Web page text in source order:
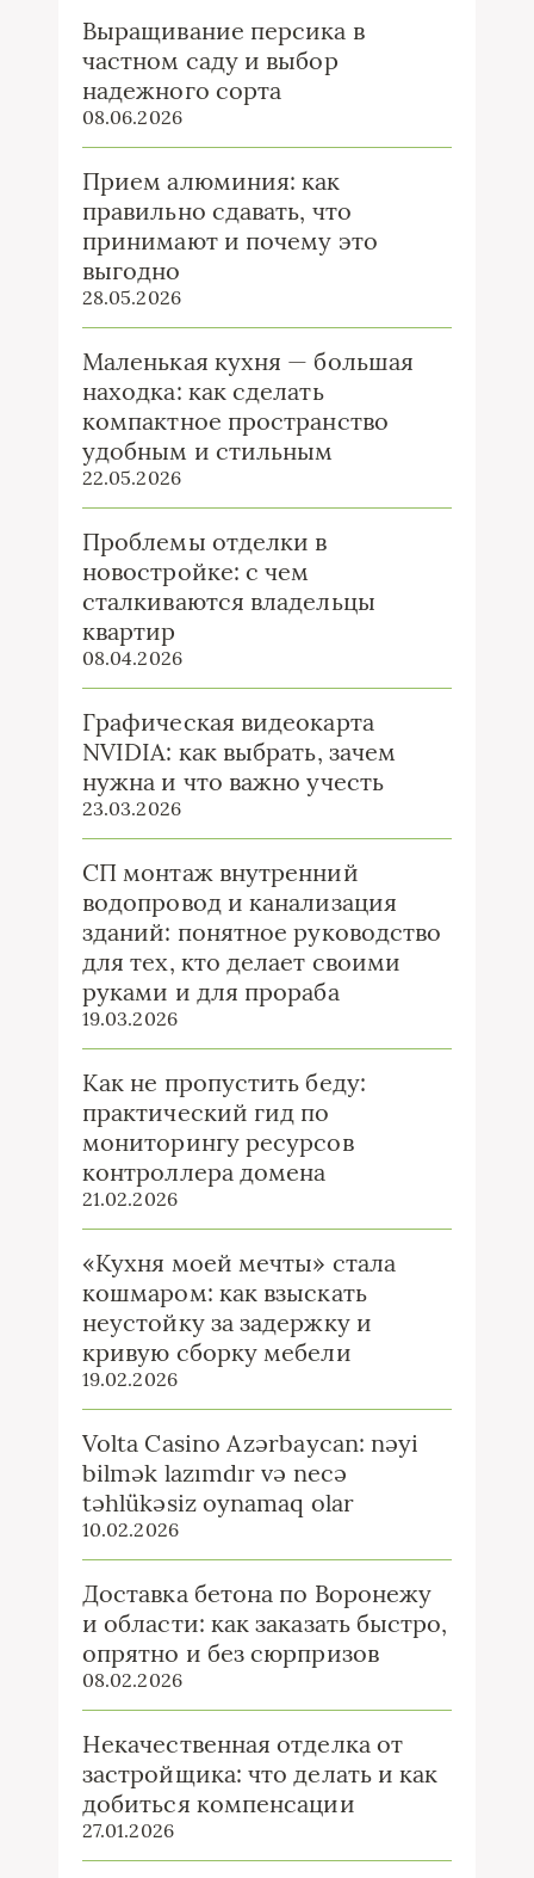
Выращивание персика в
частном саду и выбор
надежного сорта
08.06.2026
Прием алюминия: как
правильно сдавать, что
принимают и почему это
выгодно
28.05.2026
Маленькая кухня — большая
находка: как сделать
компактное пространство
удобным и стильным
22.05.2026
Проблемы отделки в
новостройке: с чем
сталкиваются владельцы
квартир
08.04.2026
Графическая видеокарта
NVIDIA: как выбрать, зачем
нужна и что важно учесть
23.03.2026
СП монтаж внутренний
водопровод и канализация
зданий: понятное руководство
для тех, кто делает своими
руками и для прораба
19.03.2026
Как не пропустить беду:
практический гид по
мониторингу ресурсов
контроллера домена
21.02.2026
«Кухня моей мечты» стала
кошмаром: как взыскать
неустойку за задержку и
кривую сборку мебели
19.02.2026
Volta Casino Azərbaycan: nəyi
bilmək lazımdır və necə
təhlükəsiz oynamaq olar
10.02.2026
Доставка бетона по Воронежу
и области: как заказать быстро,
опрятно и без сюрпризов
08.02.2026
Некачественная отделка от
застройщика: что делать и как
добиться компенсации
27.01.2026